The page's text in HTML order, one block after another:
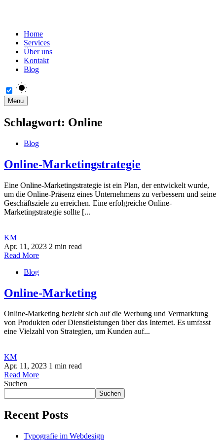
Home
Services
Über uns
Kontakt
Blog
Menu
Schlagwort: Online
Blog
Online-Marketingstrategie
Eine Online-Marketingstrategie ist ein Plan, der entwickelt wurde,
um die Online-Präsenz eines Unternehmens zu verbessern und seine
Geschäftsziele zu erreichen. Eine erfolgreiche Online-
Marketingstrategie sollte [...
KM
Apr. 11, 2023 2 min read
Read More
Blog
Online-Marketing
Online-Marketing bezieht sich auf die Werbung und Vermarktung
von Produkten oder Dienstleistungen über das Internet. Es umfasst
eine Vielzahl von Strategien, um Kunden auf...
KM
Apr. 11, 2023 1 min read
Read More
Suchen
Suchen
Recent Posts
Typografie im Webdesign